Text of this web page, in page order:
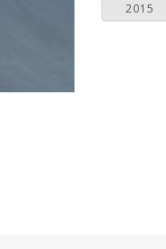
2015